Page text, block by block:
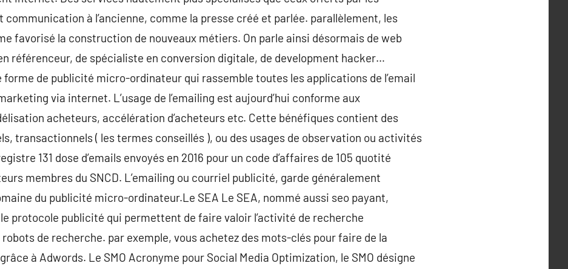
à l’ancienne, comme la presse créé et parlée. parallèlement, les
favorisé la construction de nouveaux métiers. On parle ainsi désormais de web
référenceur, de spécialiste en conversion digitale, de development hacker…
forme de publicité micro-ordinateur qui rassemble toutes les applications de l’email
via internet. L’usage de l’emailing est aujourd’hui conforme aux
acheteurs, accélération d’acheteurs etc. Cette bénéfiques contient des
transactionnels ( les termes conseillés ), ou des usages de observation ou activités
131 dose d’emails envoyés en 2016 pour un code d’affaires de 105 quotité
membres du SNCD. L’emailing ou courriel publicité, garde généralement
du publicité micro-ordinateur.Le SEA Le SEA, nommé aussi seo payant,
protocole publicité qui permettent de faire valoir l’activité de recherche
de recherche. par exemple, vous achetez des mots-clés pour faire de la
à Adwords. Le SMO Acronyme pour Social Media Optimization, le SMO désigne